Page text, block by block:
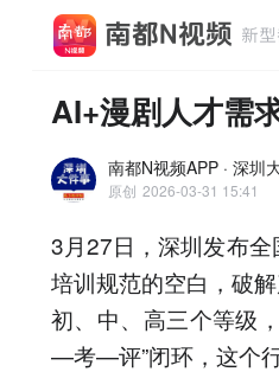
AI+漫剧人才需
南都N视频APP · 深圳
原创 2026-03-31 15:41
3月27日，深圳发布全
培训规范的空白，破
初、中、高三个等级
—考—评”闭环，这个